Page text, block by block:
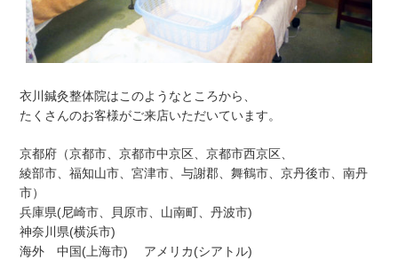
衣川鍼灸整体院はこのようなところから、
たくさんのお客様がご来店いただいています。
京都府（京都市、京都市中京区、京都市西京区、
綾部市、福知山市、宮津市、与謝郡、舞鶴市、京丹後市、南丹
市）
兵庫県(尼崎市、貝原市、山南町、丹波市)
神奈川県(横浜市)
海外 中国(上海市) アメリカ(シアトル)